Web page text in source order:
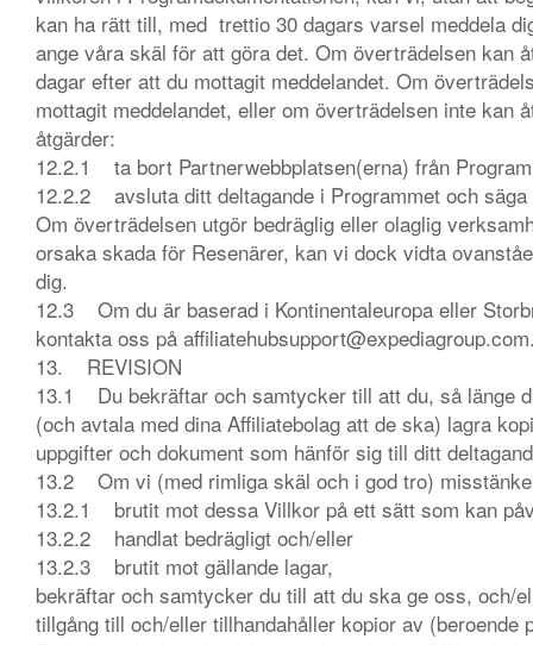
kan ha rätt till, med trettio 30 dagars varsel meddela
ange våra skäl för att göra det. Om överträdelsen kan
dagar efter att du mottagit meddelandet. Om
mottagit meddelandet, eller om överträdelsen inte kan
åtgärder:
12.2.1 ta bort Partnerwebbplatsen(erna) från
12.2.2 avsluta ditt deltagande i Programmet och säga
Om överträdelsen utgör bedräglig eller olaglig
orsaka skada för Resenärer, kan vi dock vidta
dig.
12.3 Om du är baserad i Kontinentaleuropa eller
kontakta oss på
13. REVISION
13.1 Du bekräftar och samtycker till att du, så länge
(och avtala med dina Affiliatebolag att de ska) lagra
uppgifter och dokument som hänför sig till ditt
13.2 Om vi (med rimliga skäl och i god tro)
13.2.1 brutit mot dessa Villkor på ett sätt som kan
13.2.2 handlat bedrägligt och/eller
13.2.3 brutit mot gällande lagar,
bekräftar och samtycker du till att du ska ge oss,
tillgång till och/eller tillhandahåller kopior av